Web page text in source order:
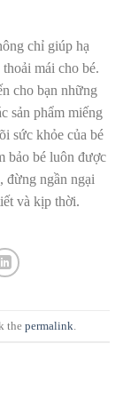
chỉ giúp hạ
mái cho bé.
cho bạn những
sản phẩm miếng
sức khỏe của bé
bảo bé luôn được
đừng ngần ngại
và kịp thời.
the permalink